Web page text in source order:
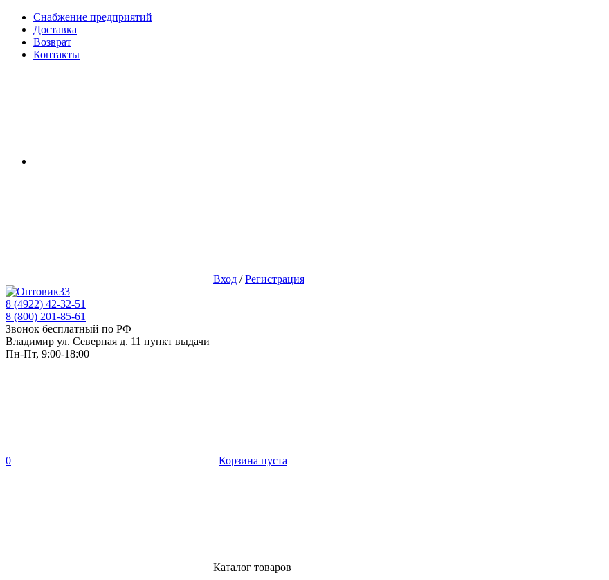
Снабжение предприятий
Доставка
Возврат
Контакты
Вход /Регистрация
8 (4922) 42-32-51
8 (800) 201-85-61
Звонок бесплатный по РФ
Владимир ул. Северная д. 11 пункт выдачи
Пн-Пт, 9:00-18:00
0 Корзина пуста
Каталог товаров